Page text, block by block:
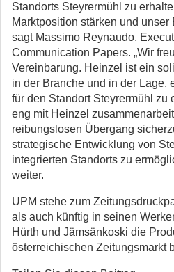
Standorts Steyrermühl zu
Marktposition stärken und unser
sagt Massimo Reynaudo,
Communication Papers. „Wir
Vereinbarung. Heinzel ist ein
in der Branche und in der Lage,
für den Standort Steyrermühl zu
eng mit Heinzel
reibungslosen Übergang
strategische Entwicklung von
integrierten Standorts zu
weiter.
UPM stehe zum
als auch künftig in seinen
Hürth und Jämsänkoski die
österreichischen Zeitungsmarkt